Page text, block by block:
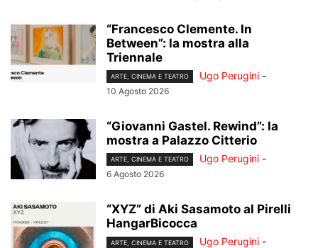
“Francesco Clemente. In
Between”: la mostra alla
Triennale
ARTE, CINEMA E TEATRO Ugo Perugini -
10 Agosto 2026
“Giovanni Gastel. Rewind”: la
mostra a Palazzo Citterio
ARTE, CINEMA E TEATRO Ugo Perugini -
6 Agosto 2026
“XYZ” di Aki Sasamoto al Pirelli
HangarBicocca
ARTE, CINEMA E TEATRO Ugo Perugini -